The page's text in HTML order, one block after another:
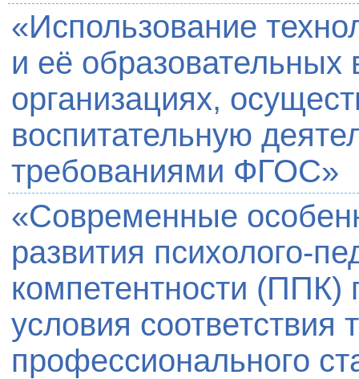
«Использование
и её образовательных
организациях,
воспитательную
требованиями ФГОС»
«Современные
развития психолого-
компетентности (ППК)
условия соответствия
профессионального